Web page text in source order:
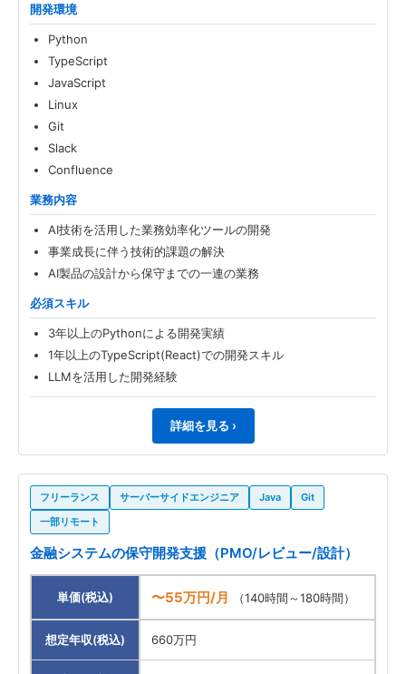
開発環境
Python
TypeScript
JavaScript
Linux
Git
Slack
Confluence
業務内容
AI技術を活用した業務効率化ツールの開発
事業成長に伴う技術的課題の解決
AI製品の設計から保守までの一連の業務
必須スキル
3年以上のPythonによる開発実績
1年以上のTypeScript(React)での開発スキル
LLMを活用した開発経験
詳細を見る ›
フリーランス サーバーサイドエンジニア Java
Git
一部リモート
金融システムの保守開発支援（PMO/レビュー/設計）
単価(税込) 〜55万円/月 （140時間～180時間）
想定年収(税込) 660万円